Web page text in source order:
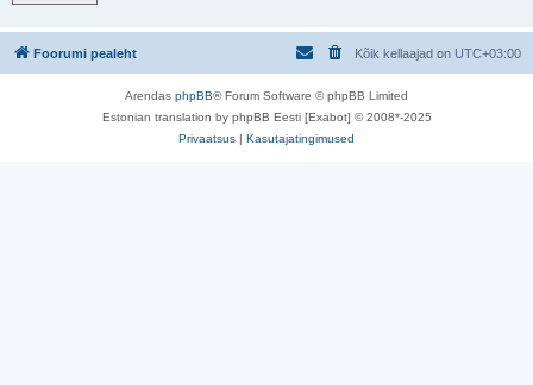
Foorumi pealeht Kõik kellaajad on UTC+03:00
Arendas phpBB® Forum Software © phpBB Limited
Estonian translation by phpBB Eesti [Exabot] © 2008*-2025
Privaatsus | Kasutajatingimused